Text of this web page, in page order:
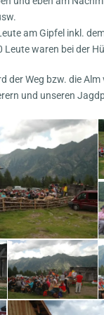
am Gipfel inkl.
Leute waren bei der
der Weg bzw. die Alm
und unseren